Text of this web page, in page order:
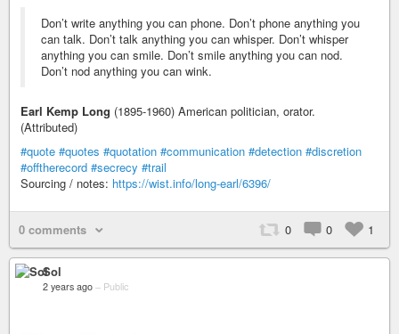
Don’t write anything you can phone. Don’t phone anything you
can talk. Don’t talk anything you can whisper. Don’t whisper
anything you can smile. Don’t smile anything you can nod.
Don’t nod anything you can wink.
Earl Kemp Long (1895-1960) American politician, orator.
(Attributed)
#quote #quotes #quotation #communication #detection #discretion
#offtherecord #secrecy #trail
Sourcing / notes: https://wist.info/long-earl/6396/
0 comments 0 0 1
Sol
2 years ago – Public